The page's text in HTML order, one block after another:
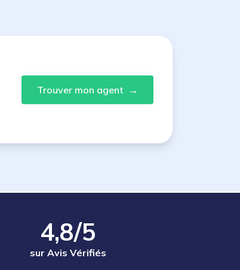
Trouver mon agent →
4,8/5
sur Avis Vérifiés